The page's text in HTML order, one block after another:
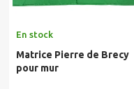
En stock
Matrice Pierre de Brecy
pour mur